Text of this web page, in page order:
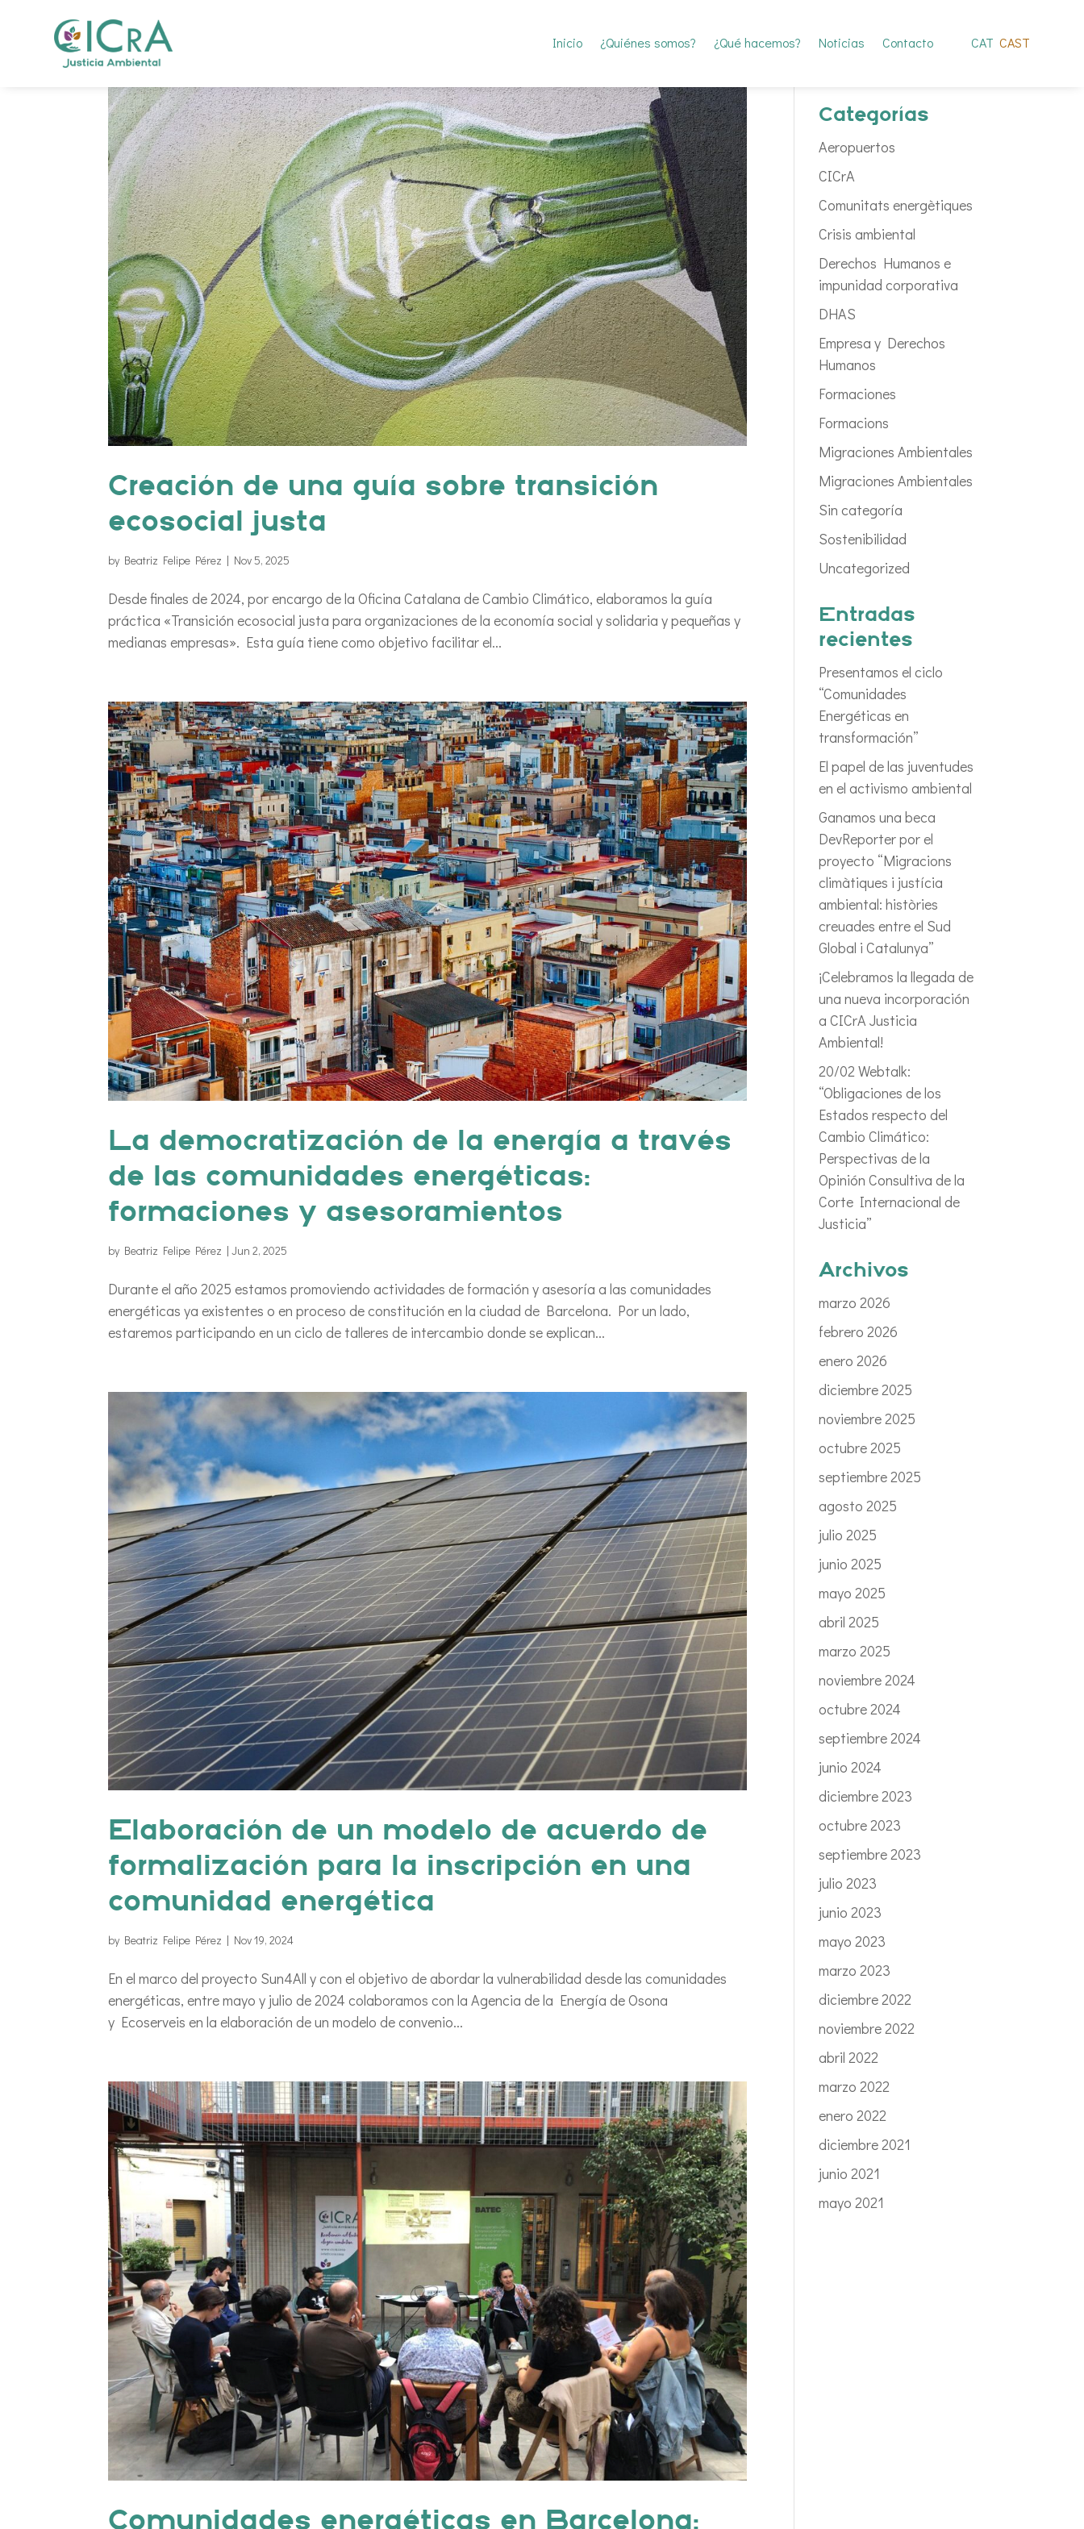
Inicio ¿Quiénes somos? ¿Qué hacemos? Noticias Contacto CAT CAST
Creación de una guía sobre transición
ecosocial justa
by Beatriz Felipe Pérez | Nov 5, 2025
Desde finales de 2024, por encargo de la Oficina Catalana de Cambio Climático, elaboramos la guía
práctica «Transición ecosocial justa para organizaciones de la economía social y solidaria y pequeñas y
medianas empresas». Esta guía tiene como objetivo facilitar el...
La democratización de la energía a través
de las comunidades energéticas:
formaciones y asesoramientos
by Beatriz Felipe Pérez |Jun 2, 2025
Durante el año 2025 estamos promoviendo actividades de formación y asesoría a las comunidades
energéticas ya existentes o en proceso de constitución en la ciudad de Barcelona. Por un lado,
estaremos participando en un ciclo de talleres de intercambio donde se explican...
Elaboración de un modelo de acuerdo de
formalización para la inscripción en una
comunidad energética
by Beatriz Felipe Pérez | Nov 19, 2024
En el marco del proyecto Sun4All y con el objetivo de abordar la vulnerabilidad desde las comunidades
energéticas, entre mayo y julio de 2024 colaboramos con la Agencia de la Energía de Osona
y Ecoserveis en la elaboración de un modelo de convenio...
Comunidades energéticas en Barcelona:
Categorías
Aeropuertos
CICrA
Comunitats energètiques
Crisis ambiental
Derechos Humanos e
impunidad corporativa
DHAS
Empresa y Derechos
Humanos
Formaciones
Formacions
Migraciones Ambientales
Migraciones Ambientales
Sin categoría
Sostenibilidad
Uncategorized
Entradas
recientes
Presentamos el ciclo
“Comunidades
Energéticas en
transformación”
El papel de las juventudes
en el activismo ambiental
Ganamos una beca
DevReporter por el
proyecto “Migracions
climàtiques i justícia
ambiental: històries
creuades entre el Sud
Global i Catalunya”
¡Celebramos la llegada de
una nueva incorporación
a CICrA Justicia
Ambiental!
20/02 Webtalk:
“Obligaciones de los
Estados respecto del
Cambio Climático:
Perspectivas de la
Opinión Consultiva de la
Corte Internacional de
Justicia”
Archivos
marzo 2026
febrero 2026
enero 2026
diciembre 2025
noviembre 2025
octubre 2025
septiembre 2025
agosto 2025
julio 2025
junio 2025
mayo 2025
abril 2025
marzo 2025
noviembre 2024
octubre 2024
septiembre 2024
junio 2024
diciembre 2023
octubre 2023
septiembre 2023
julio 2023
junio 2023
mayo 2023
marzo 2023
diciembre 2022
noviembre 2022
abril 2022
marzo 2022
enero 2022
diciembre 2021
junio 2021
mayo 2021